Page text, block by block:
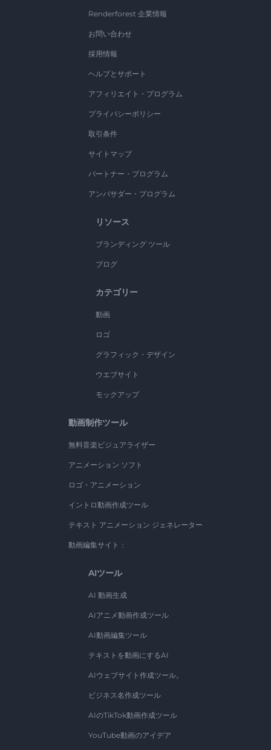
Renderforest 企業情報
お問い合わせ
採用情報
ヘルプとサポート
アフィリエイト・プログラム
プライバシーポリシー
取引条件
サイトマップ
パートナー・プログラム
アンバサダー・プログラム
リソース
ブランディング ツール
ブログ
カテゴリー
動画
ロゴ
グラフィック・デザイン
ウエブサイト
モックアップ
動画制作ツール
無料音楽ビジュアライザー
アニメーション ソフト
ロゴ・アニメーション
イントロ動画作成ツール
テキスト アニメーション ジェネレーター
動画編集サイト：
AIツール
AI 動画生成
AIアニメ動画作成ツール
AI動画編集ツール
テキストを動画にするAI
AIウェブサイト作成ツール。
ビジネス名作成ツール
AIのTikTok動画作成ツール
YouTube動画のアイデア